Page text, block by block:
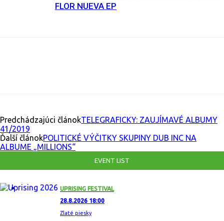
FLOR NUEVA EP
Predchádzajúci článokTELEGRAFICKY: ZAUJÍMAVÉ ALBUMY
41/2019
Ďalší článokPOLITICKÉ VÝČITKY SKUPINY DUB INC NA
ALBUME „MILLIONS“
EVENT LIST
UPRISING FESTIVAL
28.8.2026 18:00
Zlaté piesky